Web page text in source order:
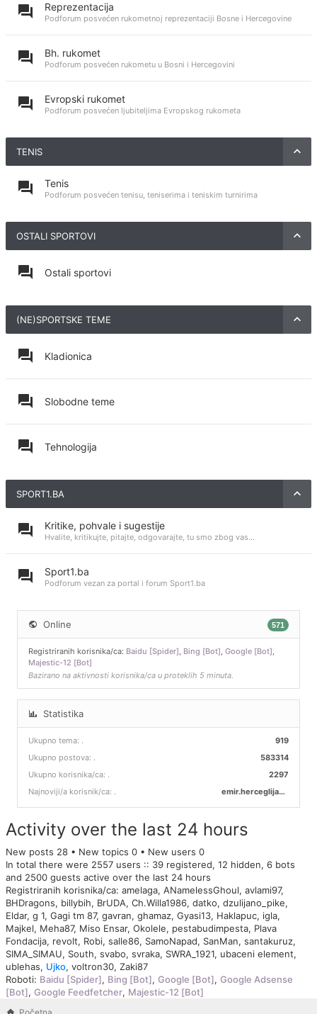
Reprezentacija
Podforum posvećen rukometnoj reprezentaciji Bosne i Hercegovine
Bh. rukomet
Podforum posvećen rukometu u Bosni i Hercegovini
Evropski rukomet
Podforum posvećen ljubiteljima Evropskog rukometa
TENIS
Tenis
Podforum posvećen tenisu, teniserima i teniskim turnirima
OSTALI SPORTOVI
Ostali sportovi
(NE)SPORTSKE TEME
Kladionica
Slobodne teme
Tehnologija
SPORT1.BA
Kritike, pohvale i sugestije
Hvalite, kritikujte, pitajte, odgovarajte, tu smo zbog vas...
Sport1.ba
Podforum vezan za portal i forum Sport1.ba
Online 571
Registriranih korisnika/ca: Baidu [Spider], Bing [Bot], Google [Bot],
Majestic-12 [Bot]
Bazirano na aktivnosti korisnika/ca u proteklih 5 minuta.
Statistika
Ukupno tema: 919
.
Ukupno postova:
583314
.
Ukupno korisnika/ca:
2297
.
Najnoviji/a korisnik/ca:
emir.herceglija00
.
Activity over the last 24 hours
New posts 28 • New topics 0 • New users 0
In total there were 2557 users :: 39 registered, 12 hidden, 6 bots
and 2500 guests active over the last 24 hours
Registriranih korisnika/ca: amelaga, ANamelessGhoul, avlami97,
BHDragons, billybih, BrUDA, Ch.Willa1986, datko, dzulijano_pike,
Eldar, g 1, Gagi tm 87, gavran, ghamaz, Gyasi13, Haklapuc, igla,
Majkel, Meha87, Miso Ensar, Okolele, pestabudimpesta, Plava
Fondacija, revolt, Robi, salle86, SamoNapad, SanMan, santakuruz,
SIMA_SIMAU, South, svabo, svraka, SWRA_1921, ubaceni element,
ublehas, Ujko, voltron30, Zaki87
Roboti: Baidu [Spider], Bing [Bot], Google [Bot], Google Adsense
[Bot], Google Feedfetcher, Majestic-12 [Bot]